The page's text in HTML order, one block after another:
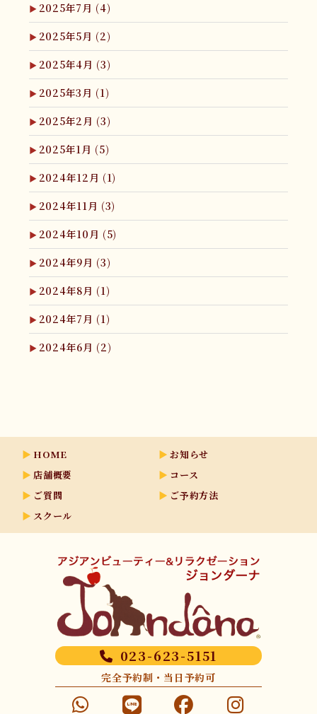
2025年7月 (4)
2025年5月 (2)
2025年4月 (3)
2025年3月 (1)
2025年2月 (3)
2025年1月 (5)
2024年12月 (1)
2024年11月 (3)
2024年10月 (5)
2024年9月 (3)
2024年8月 (1)
2024年7月 (1)
2024年6月 (2)
HOME
お知らせ
店舗概要
コース
ご質問
ご予約方法
スクール
023-623-5151
完全予約制・当日予約可